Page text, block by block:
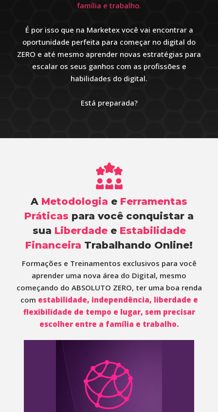
família e trabalho.
É por isso que na Marketex você vai encontrar a
oportunidade perfeita para começar no digital do
ZERO e até mesmo aprender novas estratégias para
escalar os seus ganhos com as profissões e
habilidades do digital.
Está preparada?
A Metodologia e Ferramentas
Práticas para você conquistar a
sua Liberdadee Estabilidade
Financeira Trabalhando Online!
Formações e Treinamentos exclusivos para você
aprender uma nova área do Digital, mesmo
começando do ABSOLUTO ZERO, ter uma boa renda
com estabilidade, independência, liberdade e
flexibilidade de tempo e lugar, sem precisar
escolher entre a família e trabalho.
A plataforma completa sobre o mercado de marketing
digital, com um direcionamento que te fará encontrar a
melhor profissão da internet para o seu perfil e faturar de
4 a 30 mil reais por mês através de um trabalho online,